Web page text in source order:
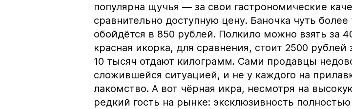
популярна щучья — за свои гастрономические
сравнительно доступную цену. Баночка чуть
обойдётся в 850 рублей. Полкило можно взять за
красная икорка, для сравнения, стоит 2500 рублей
10 тысяч отдают килограмм. Сами продавцы
сложившейся ситуацией, и не у каждого на
лакомство. А вот чёрная икра, несмотря на
редкий гость на рынке: эксклюзивность